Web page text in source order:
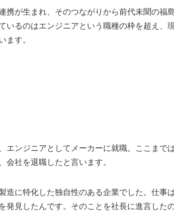
携が生まれ、そのつながりから前代未聞の福
るのはエンジニアという職種の枠を超え、
ます。
ンジニアとしてメーカーに就職。ここまで
会社を退職したと言います。
造に特化した独自性のある企業でした。仕事
発見したんです。そのことを社長に進言した